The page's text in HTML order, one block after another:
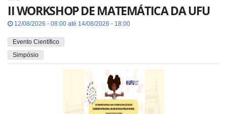
II WORKSHOP DE MATEMÁTICA DA UFU
12/08/2026 - 08:00 até 14/08/2026 - 18:00
Evento Científico
Simpósio